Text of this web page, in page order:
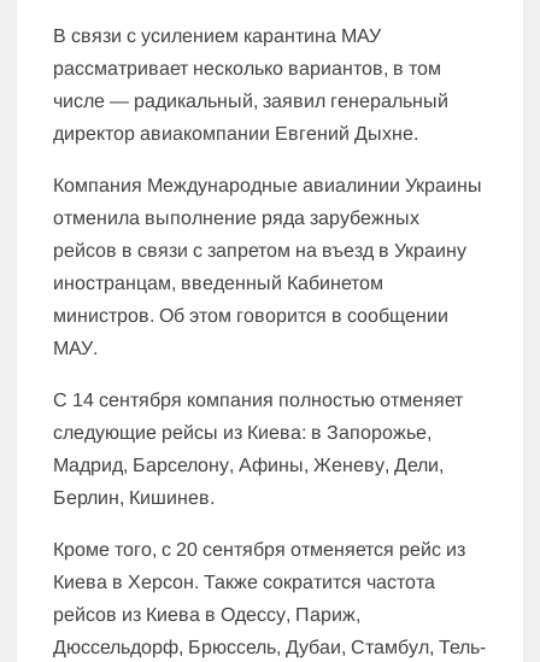
В связи с усилением карантина МАУ
рассматривает несколько вариантов, в том
числе — радикальный, заявил генеральный
директор авиакомпании Евгений Дыхне.
Компания Международные авиалинии Украины
отменила выполнение ряда зарубежных
рейсов в связи с запретом на въезд в Украину
иностранцам, введенный Кабинетом
министров. Об этом говорится в сообщении
МАУ.
С 14 сентября компания полностью отменяет
следующие рейсы из Киева: в Запорожье,
Мадрид, Барселону, Афины, Женеву, Дели,
Берлин, Кишинев.
Кроме того, с 20 сентября отменяется рейс из
Киева в Херсон. Также сократится частота
рейсов из Киева в Одессу, Париж,
Дюссельдорф, Брюссель, Дубаи, Стамбул, Тель-